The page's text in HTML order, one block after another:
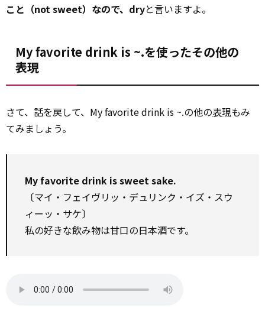
こと（not sweet）なので、dryと言いますよ。
My favorite drink is ~.を使ったその他の
表現
さて、話を戻して、My favorite drink is ~.の他の表現もみ
てみましょう。
My favorite drink is sweet sake.
〔マイ・フェイヴリッ・デュリンク・イズ・スウ
ィーッ・サケ〕
私の好きな飲み物は甘口の日本酒です。